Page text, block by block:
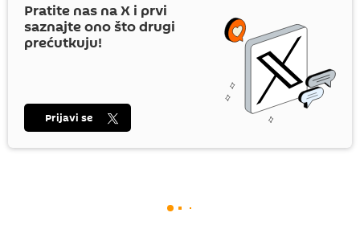
Pratite nas naX i prvi
saznajte ono što drugi
prećutkuju!
Prijavi se